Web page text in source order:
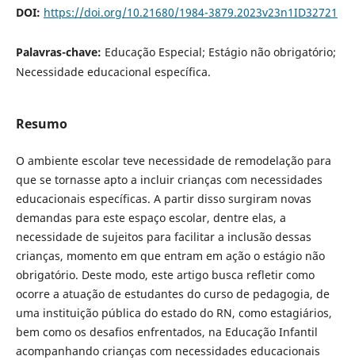
DOI: https://doi.org/10.21680/1984-3879.2023v23n1ID32721
Palavras-chave: Educação Especial; Estágio não obrigatório;
Necessidade educacional específica.
Resumo
O ambiente escolar teve necessidade de remodelação para
que se tornasse apto a incluir crianças com necessidades
educacionais específicas. A partir disso surgiram novas
demandas para este espaço escolar, dentre elas, a
necessidade de sujeitos para facilitar a inclusão dessas
crianças, momento em que entram em ação o estágio não
obrigatório. Deste modo, este artigo busca refletir como
ocorre a atuação de estudantes do curso de pedagogia, de
uma instituição pública do estado do RN, como estagiários,
bem como os desafios enfrentados, na Educação Infantil
acompanhando crianças com necessidades educacionais